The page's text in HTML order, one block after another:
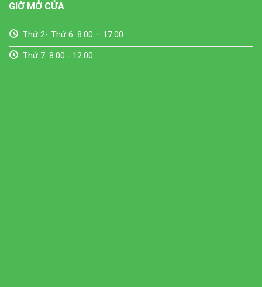
GIỜ MỞ CỬA
Thứ 2- Thứ 6: 8:00 – 17:00
Thứ 7: 8:00 - 12:00